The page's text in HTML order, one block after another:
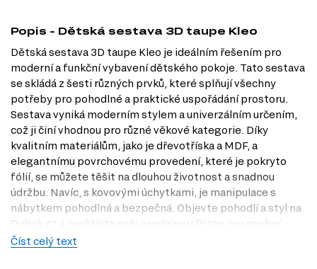
Popis - Dětská sestava 3D taupe Kleo
Dětská sestava 3D taupe Kleo je ideálním řešením pro
moderní a funkční vybavení dětského pokoje. Tato sestava
se skládá z šesti různých prvků, které splňují všechny
potřeby pro pohodlné a praktické uspořádání prostoru.
Sestava vyniká moderním stylem a univerzálním určením,
což ji činí vhodnou pro různé věkové kategorie. Díky
kvalitním materiálům, jako je dřevotříska a MDF, a
elegantnímu povrchovému provedení, které je pokryto
fólií, se můžete těšit na dlouhou životnost a snadnou
údržbu. Navíc, s kovovými úchytkami, je manipulace s
nábytkem pohodlná a bezpečná. Objevte pohodlí a styl na
Dubok.cz a navštivte naši prodejnu v Praze pro osobní
prohlídku.
Číst celý text